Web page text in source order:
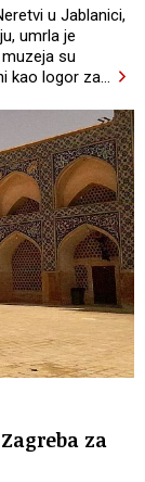
u Jablanici,
umrla je
su
kao logor za…
za